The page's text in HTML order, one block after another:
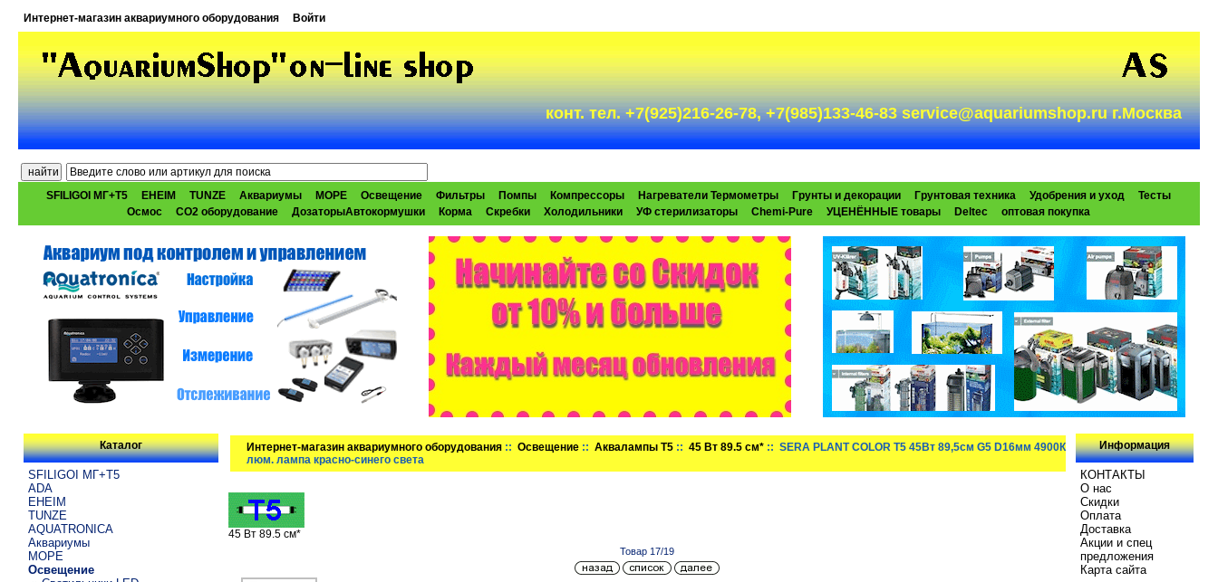
Интернет-магазин аквариумного оборудования Войти
конт. тел. +7(925)216-26-78, +7(985)133-46-83 service@aquariumshop.ru г.Москва
SFILIGOI МГ+Т5 EHEIM TUNZE Аквариумы МОРЕ Освещение Фильтры Помпы Компрессоры Нагреватели Термометры Грунты и декорации Грунтовая техника Удобрения и уход
Тесты
Осмос
CO2 оборудование ДозаторыАвтокормушки Корма Скребки Холодильники УФ стерилизаторы Chemi-Pure УЦЕНЁННЫЕ товары Deltec оптовая покупка
Каталог
SFILIGOI МГ+Т5
ADA
EHEIM
TUNZE
AQUATRONICA
Аквариумы
МОРЕ
Освещение
Интернет-магазин аквариумного оборудования ::Освещение ::Аквалампы T5 ::45 Вт 89.5 см* :: SERA PLANT COLOR Т5 45Вт 89,5см G5 D16мм 4900К
люм. лампа красно-синего света
45 Вт 89.5 см*
Товар 17/19
Информация
КОНТАКТЫ
О нас
Скидки
Oплатa
Доставка
Акции и спец
предложения
Карта сайта